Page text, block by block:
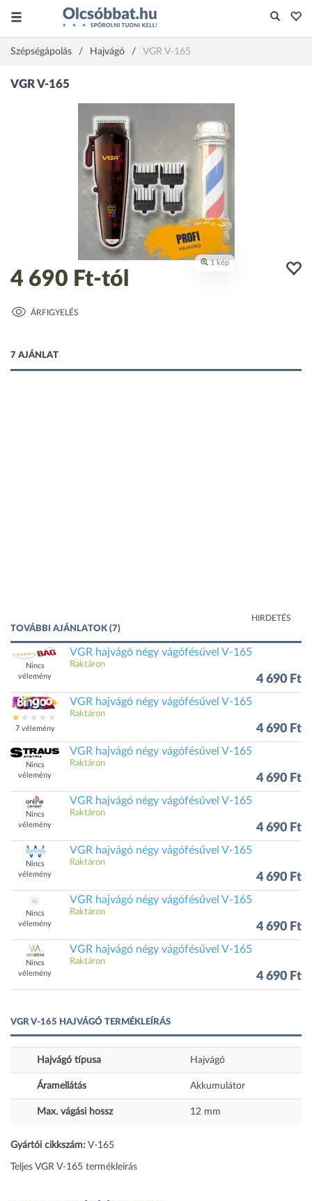
Szépségápolás Hajvágó VGR V-165
4 690 Ft-tól
ÁRFIGYELÉS
7 AJÁNLAT
HIRDETÉS
TOVÁBBI AJÁNLATOK (7)
Nincs
vélemény
VGR hajvágó négy vágófésűvel V-165
Raktáron
4 690 Ft
7 vélemény
VGR hajvágó négy vágófésűvel V-165
Raktáron
4 690 Ft
Nincs
vélemény
VGR hajvágó négy vágófésűvel V-165
Raktáron
4 690 Ft
Nincs
vélemény
VGR hajvágó négy vágófésűvel V-165
Raktáron
4 690 Ft
Nincs
vélemény
VGR hajvágó négy vágófésűvel V-165
Raktáron
4 690 Ft
Nincs
vélemény
VGR hajvágó négy vágófésűvel V-165
Raktáron
4 690 Ft
Nincs
vélemény
VGR hajvágó négy vágófésűvel V-165
Raktáron
4 690 Ft
VGR V-165 HAJVÁGÓ TERMÉKLEÍRÁS
Hajvágó típusa Hajvágó
Áramellátás Akkumulátor
Max. vágási hossz 12 mm
Gyártói cikkszám: V-165
Teljes VGR V-165 termékleírás